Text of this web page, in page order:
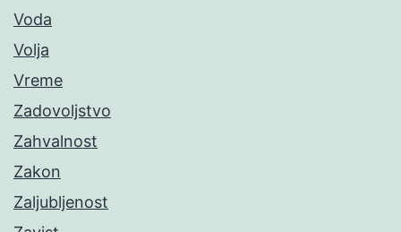
Voda
Volja
Vreme
Zadovoljstvo
Zahvalnost
Zakon
Zaljubljenost